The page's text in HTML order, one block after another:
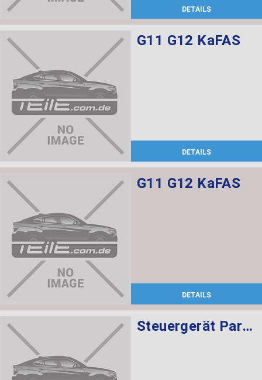
DETAILS
G11 G12 KaFAS
DETAILS
G11 G12 KaFAS
DETAILS
Steuergerät Park Distance Control